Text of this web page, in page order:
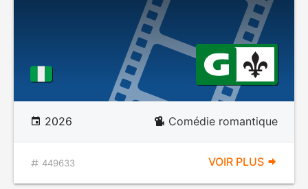
2026 Comédie romantique
449633 VOIR PLUS